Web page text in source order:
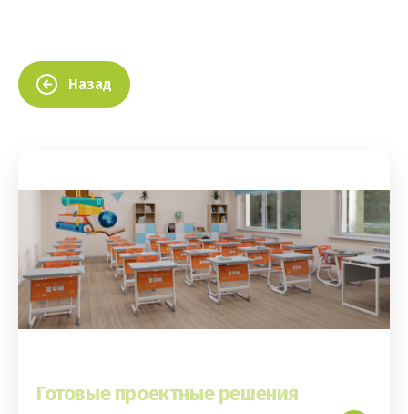
Назад
Готовые проектные решения